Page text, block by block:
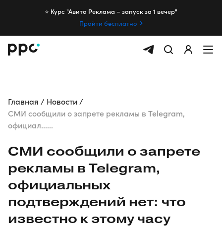
⭐️ Курс "Авито Реклама – запуск за 1 вечер"
Пройти бесплатно
Главная
Новости
СМИ сообщили о запрете рекламы в Telegram,
официал......
СМИ сообщили о запрете
рекламы в Telegram,
официальных
подтверждений нет: что
известно к этому часу